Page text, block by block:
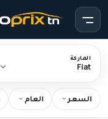
الماركة
Fiat
السعر العام